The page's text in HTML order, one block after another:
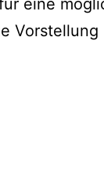
eine
Vorstellung